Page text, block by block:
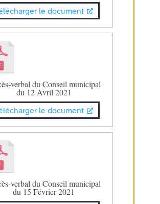
le document
verbal du Conseil municipal
du 12 Avril 2021
le document
verbal du Conseil municipal
du 15 Février 2021